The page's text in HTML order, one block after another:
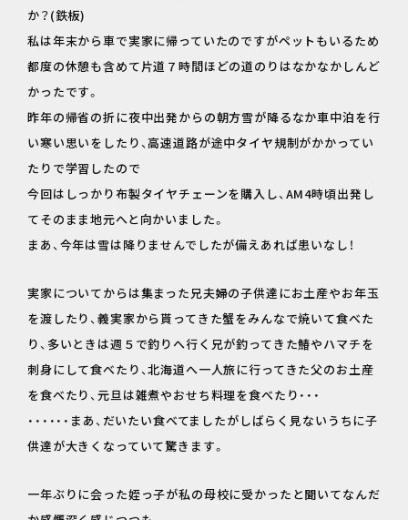
か？(鉄板)
私は年末から車で実家に帰っていたのですがペットもいるため
都度の休憩も含めて片道７時間ほどの道のりはなかなかしんど
かったです。
昨年の帰省の折に夜中出発からの朝方雪が降るなか車中泊を行
い寒い思いをしたり、高速道路が途中タイヤ規制がかかってい
たりで学習したので
今回はしっかり布製タイヤチェーンを購入し、AM4時頃出発し
てそのまま地元へと向かいました。
まあ、今年は雪は降りませんでしたが備えあれば患いなし！
実家についてからは集まった兄夫婦の子供達にお土産やお年玉
を渡したり、義実家から貰ってきた蟹をみんなで焼いて食べた
り、多いときは週５で釣りへ行く兄が釣ってきた鰆やハマチを
刺身にして食べたり、北海道へ一人旅に行ってきた父のお土産
を食べたり、元旦は雑煮やおせち料理を食べたり・・・
・・・・・・まあ、だいたい食べてましたがしばらく見ないうちに子
供達が大きくなっていて驚きます。
一年ぶりに会った姪っ子が私の母校に受かったと聞いてなんだ